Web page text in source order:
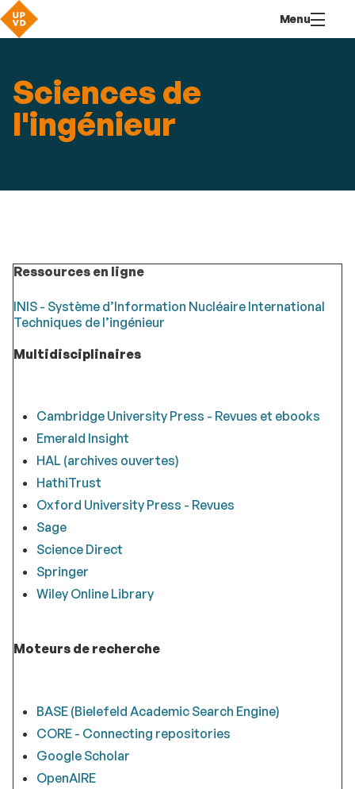
contenu
Menu
Sciences de
l'ingénieur
Ressources en ligne
INIS - Système d’Information Nucléaire International
Techniques de l’ingénieur
Multidisciplinaires
Cambridge University Press - Revues et ebooks
Emerald Insight
HAL (archives ouvertes)
HathiTrust
Oxford University Press - Revues
Sage
Science Direct
Springer
Wiley Online Library
Moteurs de recherche
BASE (Bielefeld Academic Search Engine)
CORE - Connecting repositories
Google Scholar
OpenAIRE